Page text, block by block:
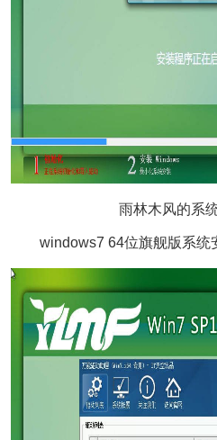
雨林木风的系
windows7 64位旗舰版系统